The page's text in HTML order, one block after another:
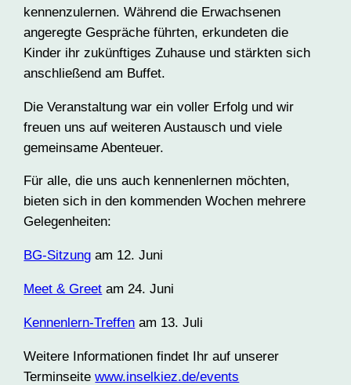
kennenzulernen. Während die Erwachsenen
angeregte Gespräche führten, erkundeten die
Kinder ihr zukünftiges Zuhause und stärkten sich
anschließend am Buffet.
Die Veranstaltung war ein voller Erfolg und wir
freuen uns auf weiteren Austausch und viele
gemeinsame Abenteuer.
Für alle, die uns auch kennenlernen möchten,
bieten sich in den kommenden Wochen mehrere
Gelegenheiten:
BG-Sitzung am 12. Juni
Meet & Greet am 24. Juni
Kennenlern-Treffen am 13. Juli
Weitere Informationen findet Ihr auf unserer
Terminseitewww.inselkiez.de/events